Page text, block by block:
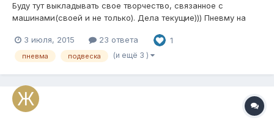
Буду тут выкладывать свое творчество, связанное с
машинами(своей и не только). Дела текущие))) Пневму на
результат.
3 июля, 2015 23 ответа 1
пневма подвеска (и ещё 3 )